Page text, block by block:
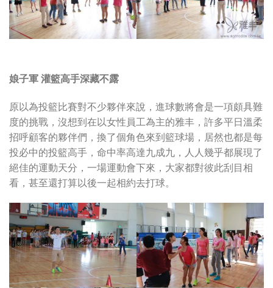
娘子軍 灌籃高手深藏不露
原以為投籃比賽對不少夥伴來說，進球數將會是一項頗具難
度的挑戰，沒想到在以女性員工為主的雅丰，許多平日溫柔
招呼顧客的夥伴們，換了個角色來到籃球場，居然也都是每
投必中的投籃高手，命中率高達九成九，人人幾乎都展現了
絕佳的運動天分，一場運動會下來，大家都對彼此刮目相
看，甚至還打算以後一起相約去打球。